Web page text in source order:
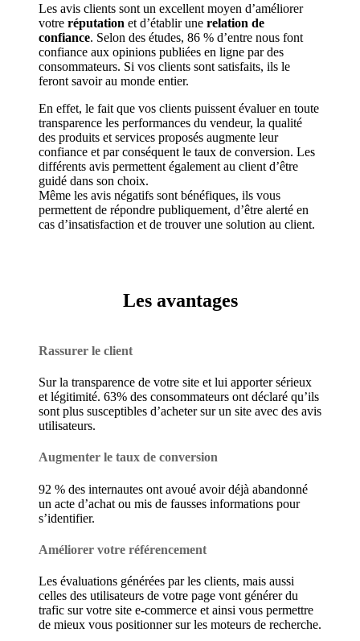
Les avis clients sont un excellent moyen d’améliorer
votre réputation et d’établir une relation de
confiance. Selon des études, 86 % d’entre nous font
confiance aux opinions publiées en ligne par des
consommateurs. Si vos clients sont satisfaits, ils le
feront savoir au monde entier.
En effet, le fait que vos clients puissent évaluer en toute
transparence les performances du vendeur, la qualité
des produits et services proposés augmente leur
confiance et par conséquent le taux de conversion. Les
différents avis permettent également au client d’être
guidé dans son choix.
Même les avis négatifs sont bénéfiques, ils vous
permettent de répondre publiquement, d’être alerté en
cas d’insatisfaction et de trouver une solution au client.
Les avantages
Rassurer le client
Sur la transparence de votre site et lui apporter sérieux
et légitimité. 63% des consommateurs ont déclaré qu’ils
sont plus susceptibles d’acheter sur un site avec des avis
utilisateurs.
Augmenter le taux de conversion
92 % des internautes ont avoué avoir déjà abandonné
un acte d’achat ou mis de fausses informations pour
s’identifier.
Améliorer votre référencement
Les évaluations générées par les clients, mais aussi
celles des utilisateurs de votre page vont générer du
trafic sur votre site e-commerce et ainsi vous permettre
de mieux vous positionner sur les moteurs de recherche.